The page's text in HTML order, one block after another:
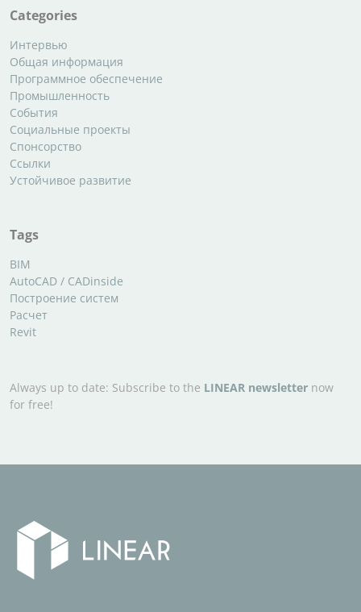
Categories
Интервью
Общая информация
Программное обеспечение
Промышленность
События
Социальные проекты
Спонсорство
Ссылки
Устойчивое развитие
Tags
BIM
AutoCAD / CADinside
Построение систем
Расчет
Revit
Always up to date: Subscribe to the LINEAR newsletter now
for free!